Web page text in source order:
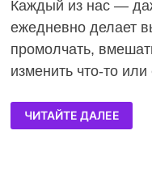
Каждый из нас —
ежедневно делает
промолчать,
изменить что-то
ЧИТАЙТЕ ДАЛЕЕ